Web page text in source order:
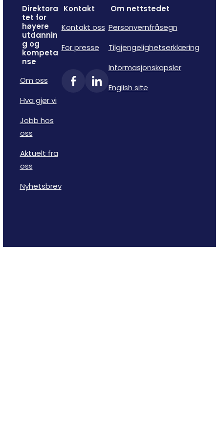
Direktora
tet for
høyere
utdannin
g og
kompeta
nse
Om oss
Hva gjør vi
Jobb hos
oss
Aktuelt fra
oss
Nyhetsbrev
Kontakt
Kontakt oss
For presse
Om nettstedet
Personvernfråsegn
Tilgjengelighetserklæring
Informasjonskapsler
English site